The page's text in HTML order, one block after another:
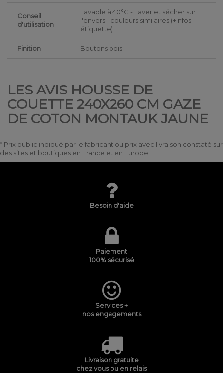
Conseil
d'utilisation
Lavable à 40°C - Laver et sécher sur
l'envers - couleurs similaires (+infos
étiquette)
Finition Boutons bois
LES AVIS HOUSSE DE
COUETTE 240X260 CM GAZE
DE COTON MONTAUK JAUNE
* Prix public indiqué par le fabricant ou prix avec livraison constaté sur
des sites et boutiques en France et en Europe.
Besoin d'aide
Paiement
100% sécurisé
Services +
nos engagements
Livraison gratuite
chez vous ou en relais